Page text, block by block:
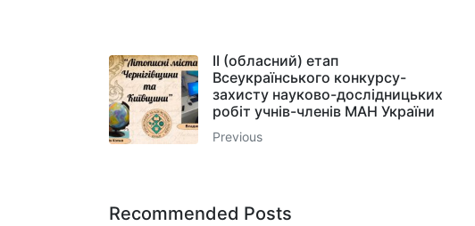
II (обласний) етап
Всеукраїнського конкурсу-
захисту науково-дослідницьких
робіт учнів-членів МАН України
Previous
Recommended Posts